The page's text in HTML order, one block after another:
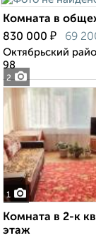
2
Комната в
830 000 ₽ 69
Октябрьский
98
1
Комната в 2-к
этаж